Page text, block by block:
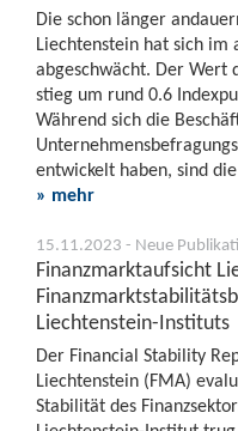
Die schon länger
Liechtenstein hat sich im
abgeschwächt. Der Wert
stieg um rund 0.6
Während sich die
entwickelt haben, sind
» mehr
15.11.2023 - Neue
Finanzmarktaufsicht
Liechtenstein-Instituts
Der Financial Stability
Liechtenstein (FMA)
Stabilität des